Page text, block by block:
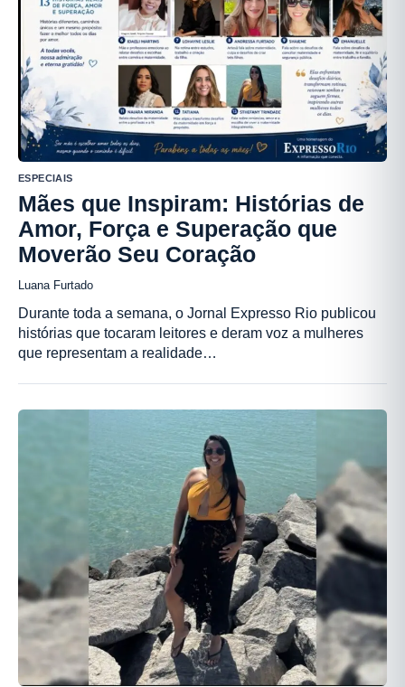
ESPECIAIS
Mães que Inspiram: Histórias de
Amor, Força e Superação que
Moverão Seu Coração
Luana Furtado
Durante toda a semana, o Jornal Expresso Rio publicou
histórias que tocaram leitores e deram voz a mulheres
que representam a realidade…